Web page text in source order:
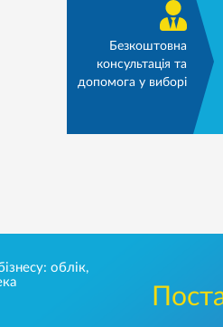
Безкоштовна
консультація та
допомога у виборі
облік,